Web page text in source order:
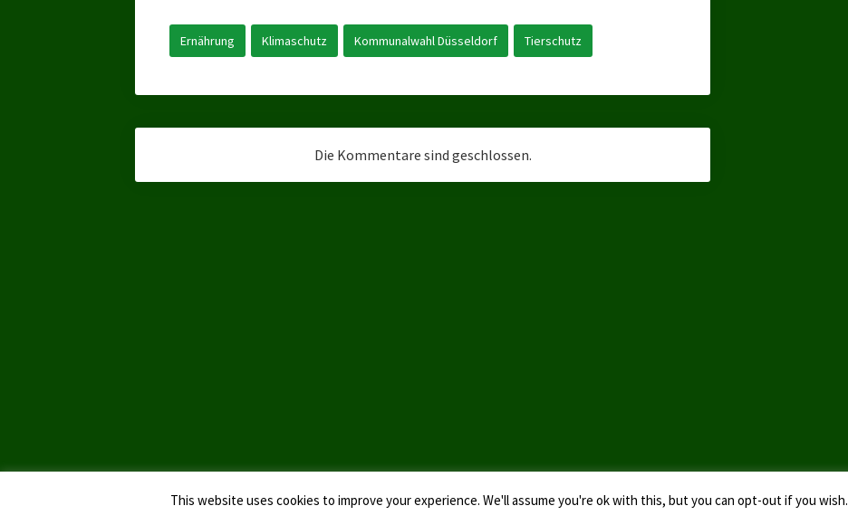
Ernährung Klimaschutz Kommunalwahl Düsseldorf Tierschutz
Die Kommentare sind geschlossen.
This website uses cookies to improve your experience. We'll assume you're ok with this, but you can opt-out if you wish.